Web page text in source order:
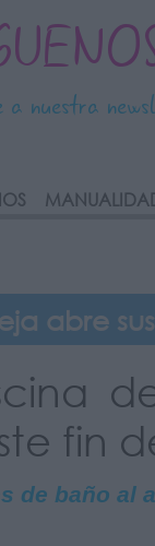
a nuestra
abre
fin
de baño al